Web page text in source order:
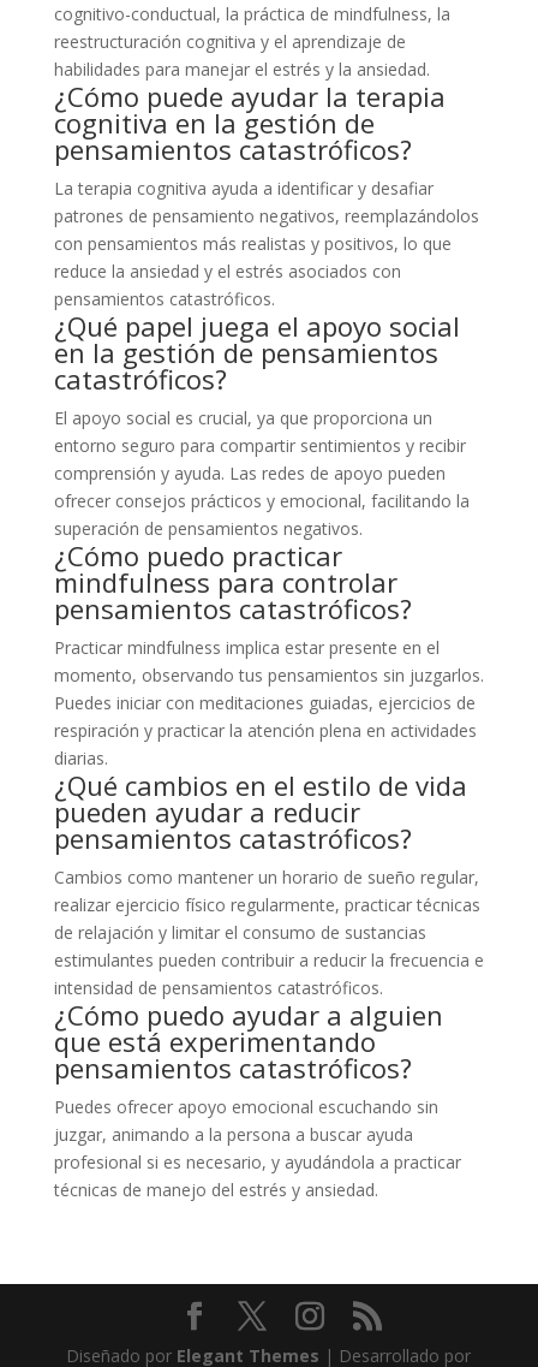
cognitivo-conductual, la práctica de mindfulness, la
reestructuración cognitiva y el aprendizaje de
habilidades para manejar el estrés y la ansiedad.
¿Cómo puede ayudar la terapia
cognitiva en la gestión de
pensamientos catastróficos?
La terapia cognitiva ayuda a identificar y desafiar
patrones de pensamiento negativos, reemplazándolos
con pensamientos más realistas y positivos, lo que
reduce la ansiedad y el estrés asociados con
pensamientos catastróficos.
¿Qué papel juega el apoyo social
en la gestión de pensamientos
catastróficos?
El apoyo social es crucial, ya que proporciona un
entorno seguro para compartir sentimientos y recibir
comprensión y ayuda. Las redes de apoyo pueden
ofrecer consejos prácticos y emocional, facilitando la
superación de pensamientos negativos.
¿Cómo puedo practicar
mindfulness para controlar
pensamientos catastróficos?
Practicar mindfulness implica estar presente en el
momento, observando tus pensamientos sin juzgarlos.
Puedes iniciar con meditaciones guiadas, ejercicios de
respiración y practicar la atención plena en actividades
diarias.
¿Qué cambios en el estilo de vida
pueden ayudar a reducir
pensamientos catastróficos?
Cambios como mantener un horario de sueño regular,
realizar ejercicio físico regularmente, practicar técnicas
de relajación y limitar el consumo de sustancias
estimulantes pueden contribuir a reducir la frecuencia e
intensidad de pensamientos catastróficos.
¿Cómo puedo ayudar a alguien
que está experimentando
pensamientos catastróficos?
Puedes ofrecer apoyo emocional escuchando sin
juzgar, animando a la persona a buscar ayuda
profesional si es necesario, y ayudándola a practicar
técnicas de manejo del estrés y ansiedad.
Diseñado por Elegant Themes | Desarrollado por